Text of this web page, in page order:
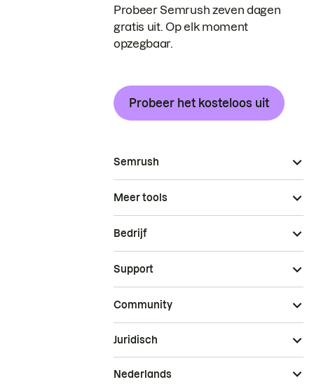
Probeer Semrush zeven dagen
gratis uit. Op elk moment
opzegbaar.
Probeer het kosteloos uit
Semrush
Meer tools
Bedrijf
Support
Community
Juridisch
Nederlands